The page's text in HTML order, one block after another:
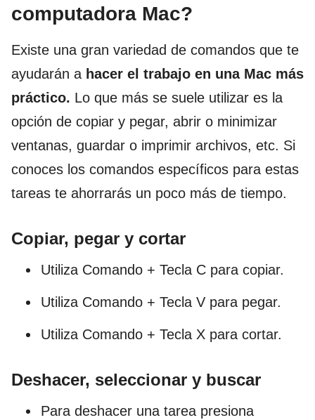
computadora Mac?
Existe una gran variedad de comandos que te
ayudarán a hacer el trabajo en una Mac más
práctico. Lo que más se suele utilizar es la
opción de copiar y pegar, abrir o minimizar
ventanas, guardar o imprimir archivos, etc. Si
conoces los comandos específicos para estas
tareas te ahorrarás un poco más de tiempo.
Copiar, pegar y cortar
Utiliza Comando + Tecla C para copiar.
Utiliza Comando + Tecla V para pegar.
Utiliza Comando + Tecla X para cortar.
Deshacer, seleccionar y buscar
Para deshacer una tarea presiona